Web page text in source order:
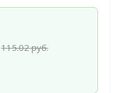
115.02руб.